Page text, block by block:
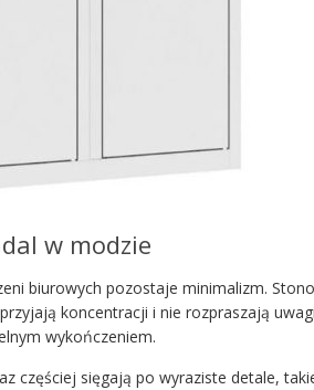
w modzie
biurowych pozostaje minimalizm.
koncentracji i nie rozpraszają
wykończeniem.
częściej sięgają po wyraziste detale,